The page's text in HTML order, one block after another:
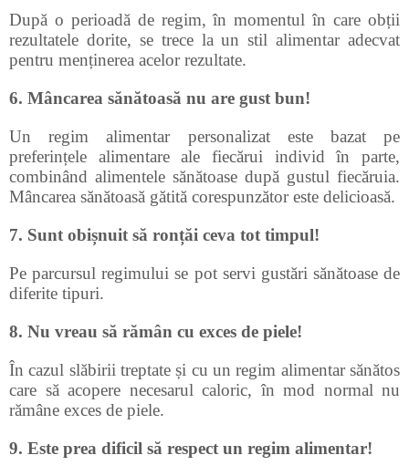
După o perioadă de regim, în momentul în care obții
rezultatele dorite, se trece la un stil alimentar adecvat
pentru menținerea acelor rezultate.
6. Mâncarea sănătoasă nu are gust bun!
Un regim alimentar personalizat este bazat pe
preferințele alimentare ale fiecărui individ în parte,
combinând alimentele sănătoase după gustul fiecăruia.
Mâncarea sănătoasă gătită corespunzător este delicioasă.
7. Sunt obișnuit să ronțăi ceva tot timpul!
Pe parcursul regimului se pot servi gustări sănătoase de
diferite tipuri.
8. Nu vreau să rămân cu exces de piele!
În cazul slăbirii treptate și cu un regim alimentar sănătos
care să acopere necesarul caloric, în mod normal nu
rămâne exces de piele.
9. Este prea dificil să respect un regim alimentar!